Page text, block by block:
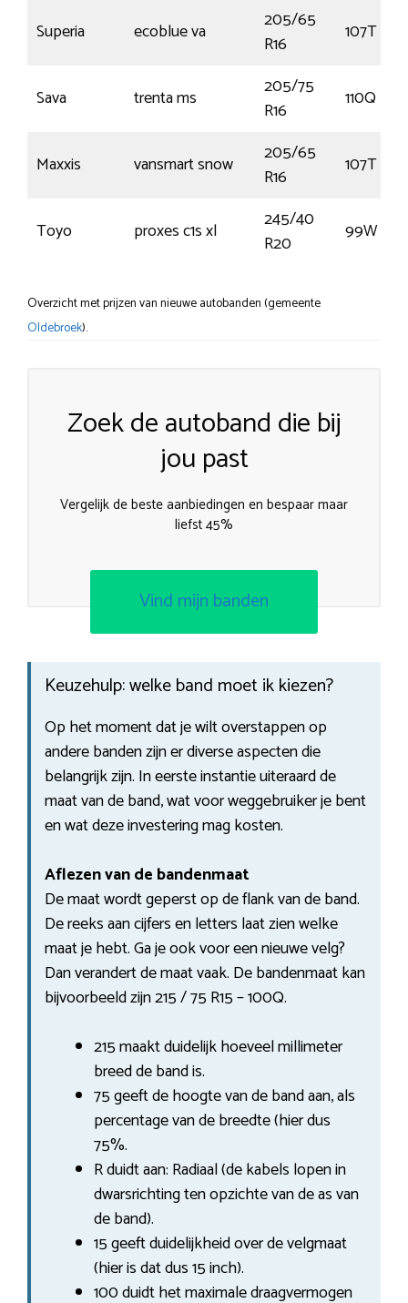
Superia ecoblue va
205/65
R16
107T
Sava trenta ms
205/75
R16
110Q
Maxxis vansmart snow
205/65
R16
107T
Toyo proxes c1s xl
245/40
R20
99W
Overzicht met prijzen van nieuwe autobanden (gemeente
Oldebroek).
Zoek de autoband die bij
jou past
Vergelijk de beste aanbiedingen en bespaar maar
liefst 45%
Vind mijn banden
Keuzehulp: welke band moet ik kiezen?
Op het moment dat je wilt overstappen op
andere banden zijn er diverse aspecten die
belangrijk zijn. In eerste instantie uiteraard de
maat van de band, wat voor weggebruiker je bent
en wat deze investering mag kosten.
Aflezen van de bandenmaat
De maat wordt geperst op de flank van de band.
De reeks aan cijfers en letters laat zien welke
maat je hebt. Ga je ook voor een nieuwe velg?
Dan verandert de maat vaak. De bandenmaat kan
bijvoorbeeld zijn 215 / 75 R15 – 100Q.
215 maakt duidelijk hoeveel millimeter
breed de band is.
75 geeft de hoogte van de band aan, als
percentage van de breedte (hier dus
75%.
R duidt aan: Radiaal (de kabels lopen in
dwarsrichting ten opzichte van de as van
de band).
15 geeft duidelijkheid over de velgmaat
(hier is dat dus 15 inch).
100 duidt het maximale draagvermogen